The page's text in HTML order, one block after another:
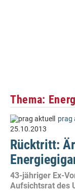
Thema:
prag
25.10.2013
Rücktritt:
43-jähriger Ex-
Aufsichtsrat des